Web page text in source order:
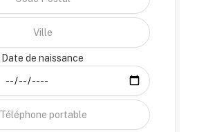
Date de naissance